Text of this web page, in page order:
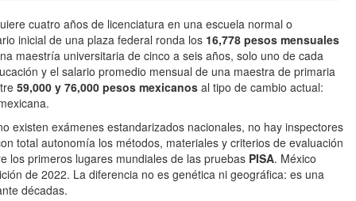
cuatro años de licenciatura en una escuela normal o
inicial de una plaza federal ronda los 16,778 pesos mensuales
maestría universitaria de cinco a seis años, solo uno de cada
y el salario promedio mensual de una maestra de primaria
59,000 y 76,000 pesos mexicanos al tipo de cambio actual:
existen exámenes estandarizados nacionales, no hay inspectores
total autonomía los métodos, materiales y criterios de evaluación
los primeros lugares mundiales de las pruebas PISA. México
de 2022. La diferencia no es genética ni geográfica: es una
décadas.